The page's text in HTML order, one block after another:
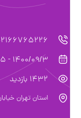
خیابان امام خمینی ،میدان